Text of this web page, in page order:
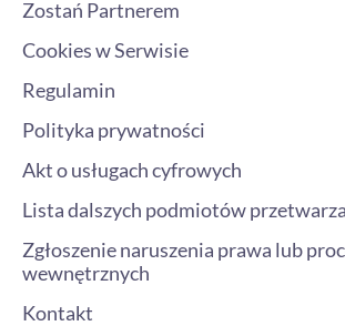
Zostań Partnerem
Cookies w Serwisie
Regulamin
Polityka prywatności
Akt o usługach cyfrowych
Lista dalszych podmiotów
Zgłoszenie naruszenia prawa lub
wewnętrznych
Kontakt